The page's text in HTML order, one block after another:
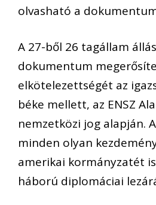
olvasható a
A 27-ből 26 tagállam
dokumentum
elkötelezettségét az
béke mellett, az ENSZ
nemzetközi jog alapján.
minden olyan
amerikai kormányzatét
háború diplomáciai